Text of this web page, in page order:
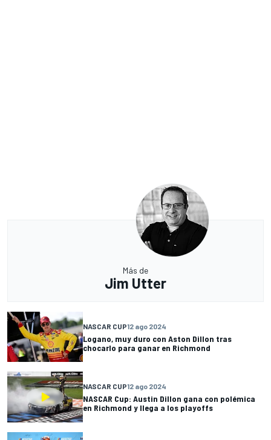
Más de
Jim Utter
NASCAR CUP12 ago 2024
Logano, muy duro con Aston Dillon tras
chocarlo para ganar en Richmond
NASCAR CUP12 ago 2024
NASCAR Cup: Austin Dillon gana con polémica
en Richmond y llega a los playoffs